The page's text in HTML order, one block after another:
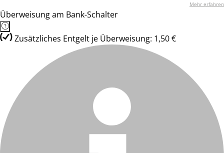
Mehr erfahren
Überweisung am Bank-Schalter
Zusätzliches Entgelt je Überweisung: 1,50 €